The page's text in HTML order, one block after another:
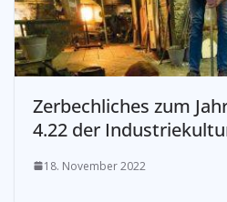
Zerbechliches zum
4.22 der
18. November 2022